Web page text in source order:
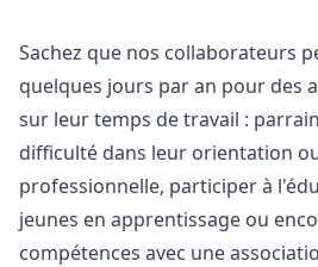
Sachez que nos collaborateurs
quelques jours par an pour des
sur leur temps de travail :
difficulté dans leur orientation
professionnelle, participer à
jeunes en apprentissage ou
compétences avec une